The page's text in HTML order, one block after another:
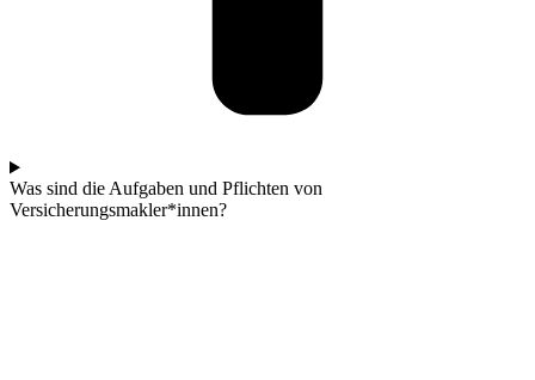
Was sind die Aufgaben und Pflichten von
Versicherungsmakler*innen?